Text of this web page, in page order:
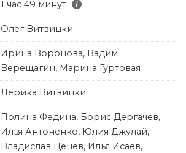
1 час 49 минут
Олег Витвицки
Ирина Воронова, Вадим
Верещагин, Марина Гуртовая
Лерика Витвицки
Полина Федина, Борис Дергачев,
Илья Антоненко, Юлия Джулай,
Владислав Ценёв, Илья Исаев,